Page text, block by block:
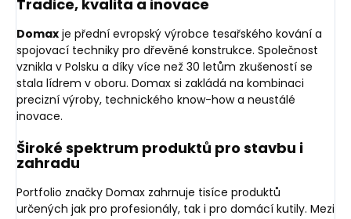
Tradice, kvalita a inovace
Domax je přední evropský výrobce tesařského kování a
spojovací techniky pro dřevěné konstrukce. Společnost
vznikla v Polsku a díky více než 30 letům zkušeností se
stala lídrem v oboru. Domax si zakládá na kombinaci
precizní výroby, technického know-how a neustálé
inovace.
Široké spektrum produktů pro stavbu i
zahradu
Portfolio značky Domax zahrnuje tisíce produktů
určených jak pro profesionály, tak i pro domácí kutily. Mezi